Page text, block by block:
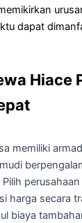
dapat
Hiace
memiliki
harga secara
biaya